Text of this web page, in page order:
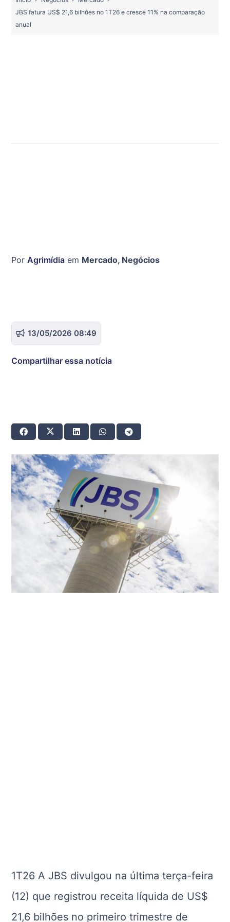
JBS fatura US$ 21,6 bilhões no 1T26 e cresce 11% na comparação
anual
Por Agrimídia em Mercado, Negócios
13/05/2026 08:49
Compartilhar essa notícia
1T26 A JBS divulgou na última terça-feira
(12) que registrou receita líquida de US$
21,6 bilhões no primeiro trimestre de